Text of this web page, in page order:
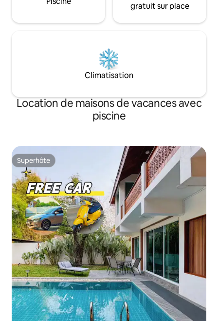
gratuit sur place
Climatisation
Location de maisons de vacances avec
piscine
Superhôte
Superhôte